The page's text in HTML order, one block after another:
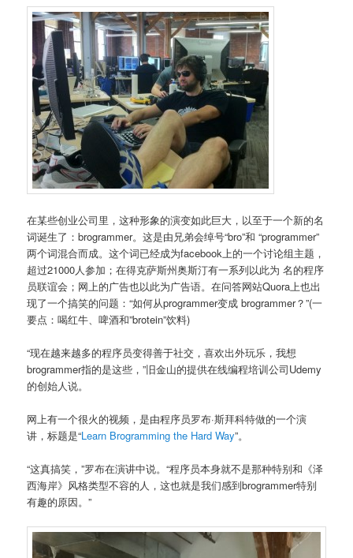
在某些创业公司里，这种形象的演变如此巨大，以至于一个新的名
词诞生了：brogrammer。这是由兄弟会绰号“bro”和 “programmer”
两个词混合而成。这个词已经成为facebook上的一个讨论组主题，
超过21000人参加；在得克萨斯州奥斯汀有一系列以此为 名的程序
员联谊会；网上的广告也以此为广告语。在问答网站Quora上也出
现了一个搞笑的问题：“如何从programmer变成 brogrammer？”(一
要点：喝红牛、啤酒和”brotein”饮料)
“现在越来越多的程序员变得善于社交，喜欢出外玩乐，我想
brogrammer指的是这些，”旧金山的提供在线编程培训公司Udemy
的创始人说。
网上有一个很火的视频，是由程序员罗布·斯拜科特做的一个演
讲，标题是“Learn Brogramming the Hard Way”。
“这真搞笑，”罗布在演讲中说。“程序员本身就不是那种特别和《泽
西海岸》风格类型不容的人，这也就是我们感到brogrammer特别
有趣的原因。”